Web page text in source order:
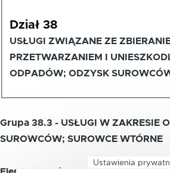
Dział 38
USŁUGI ZWIĄZANE ZE
PRZETWARZANIEM I
ODPADÓW; ODZYSK
Grupa 38.3 - USŁUGI W ZAKRESIE
SUROWCÓW; SUROWCE WTÓRNE
Ustawienia